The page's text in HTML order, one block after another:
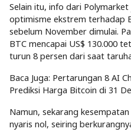
Selain itu, info dari
optimisme ekstrem terhadap
sebelum November dimulai.
BTC mencapai US$ 130.000
turun 8 persen dari saat
Baca Juga: Pertarungan 8 AI
Prediksi Harga Bitcoin di 31
Namun, sekarang
nyaris nol, seiring